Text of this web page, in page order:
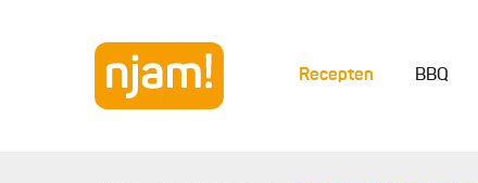
Recepten BBQ